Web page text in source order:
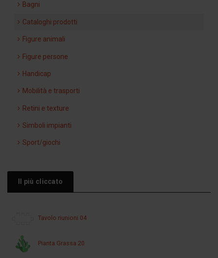
Bagni
Cataloghi prodotti
Figure animali
Figure persone
Handicap
Mobilità e trasporti
Retini e texture
Simboli impianti
Sport/giochi
Il più cliccato
Tavolo riunioni 04
Pianta Grassa 20